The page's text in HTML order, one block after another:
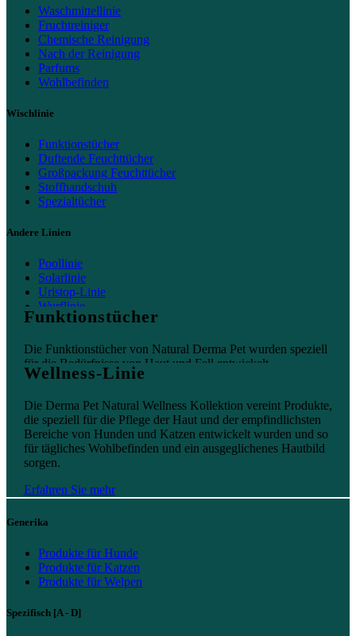
Waschmittellinie
Fruchtreiniger
Chemische Reinigung
Nach der Reinigung
Parfums
Wohlbefinden
Wischlinie
Funktionstücher
Duftende Feuchttücher
Großpackung Feuchttücher
Stoffhandschuh
Spezialtücher
Andere Linien
Poollinie
Solarlinie
Uristop-Linie
Wurflinie
Heimlinie
Funktionstücher
Die Funktionstücher von Natural Derma Pet wurden speziell
für die Bedürfnisse von Haut und Fell entwickelt.
Wellness-Linie
Die Derma Pet Natural Wellness Kollektion vereint Produkte,
die speziell für die Pflege der Haut und der empfindlichsten
Bereiche von Hunden und Katzen entwickelt wurden und so
für tägliches Wohlbefinden und ein ausgeglichenes Hautbild
sorgen.
Erfahren Sie mehr
Generika
Produkte für Hunde
Produkte für Katzen
Produkte für Welpen
Spezifisch [A - D]